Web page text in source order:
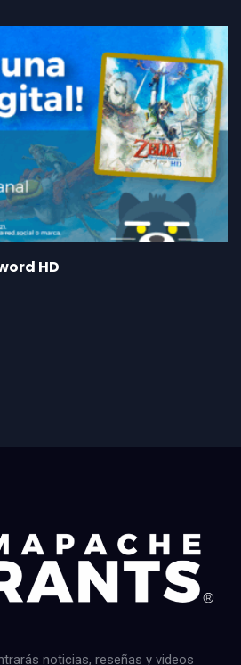
HD
noticias, reseñas y videos